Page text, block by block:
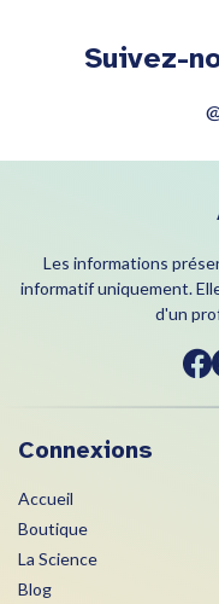
Suivez-
Les informations
informatif uniquement.
d'un
Connexions
Accueil
Boutique
La Science
Blog